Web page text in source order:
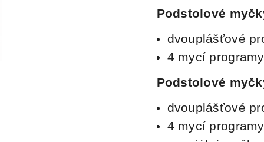
Podstolové
dvouplášťové
4 mycí programy
Podstolové
dvouplášťové
4 mycí programy